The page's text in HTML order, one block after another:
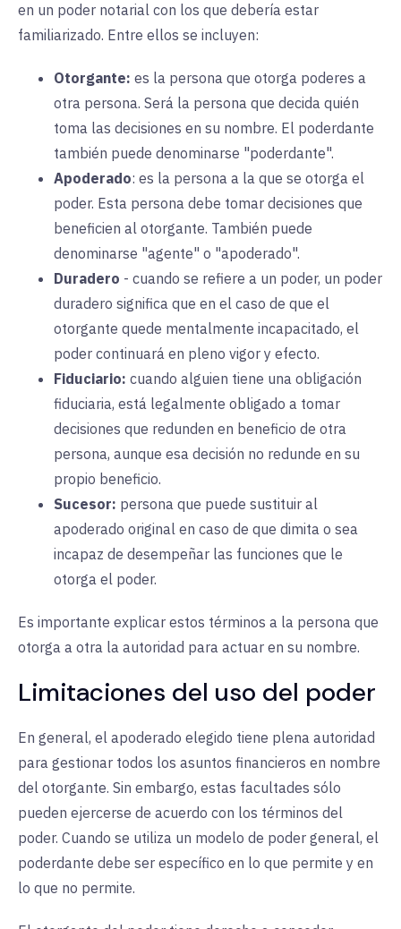
en un poder notarial con los que debería estar
familiarizado. Entre ellos se incluyen:
Otorgante: es la persona que otorga poderes a
otra persona. Será la persona que decida quién
toma las decisiones en su nombre. El poderdante
también puede denominarse "poderdante".
Apoderado: es la persona a la que se otorga el
poder. Esta persona debe tomar decisiones que
beneficien al otorgante. También puede
denominarse "agente" o "apoderado".
Duradero - cuando se refiere a un poder, un poder
duradero significa que en el caso de que el
otorgante quede mentalmente incapacitado, el
poder continuará en pleno vigor y efecto.
Fiduciario: cuando alguien tiene una obligación
fiduciaria, está legalmente obligado a tomar
decisiones que redunden en beneficio de otra
persona, aunque esa decisión no redunde en su
propio beneficio.
Sucesor: persona que puede sustituir al
apoderado original en caso de que dimita o sea
incapaz de desempeñar las funciones que le
otorga el poder.
Es importante explicar estos términos a la persona que
otorga a otra la autoridad para actuar en su nombre.
Limitaciones del uso del poder
En general, el apoderado elegido tiene plena autoridad
para gestionar todos los asuntos financieros en nombre
del otorgante. Sin embargo, estas facultades sólo
pueden ejercerse de acuerdo con los términos del
poder. Cuando se utiliza un modelo de poder general, el
poderdante debe ser específico en lo que permite y en
lo que no permite.